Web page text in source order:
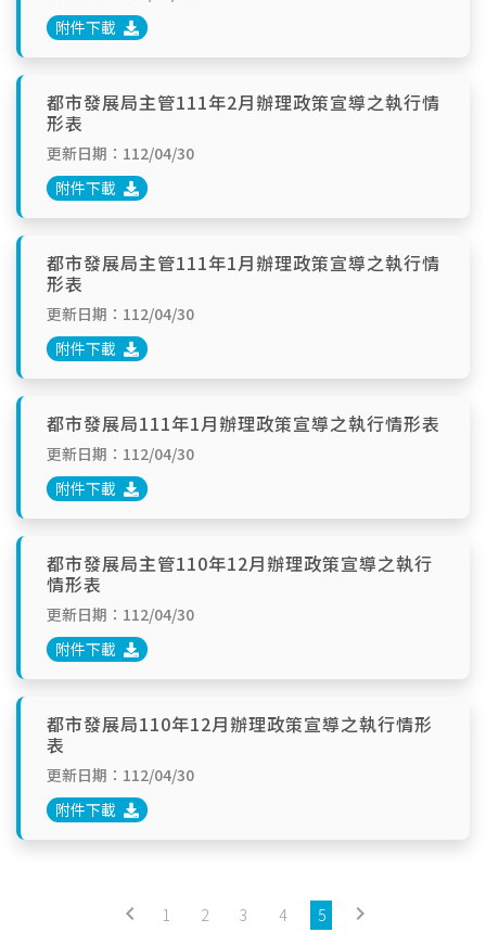
附件下載
都市發展局主管111年2月辦理政策宣導之執行情
形表
更新日期：112/04/30
附件下載
都市發展局主管111年1月辦理政策宣導之執行情
形表
更新日期：112/04/30
附件下載
都市發展局111年1月辦理政策宣導之執行情形表
更新日期：112/04/30
附件下載
都市發展局主管110年12月辦理政策宣導之執行
情形表
更新日期：112/04/30
附件下載
都市發展局110年12月辦理政策宣導之執行情形
表
更新日期：112/04/30
附件下載
keyboard_arrow_left 1 2 3 4 5 keyboard_arrow_right